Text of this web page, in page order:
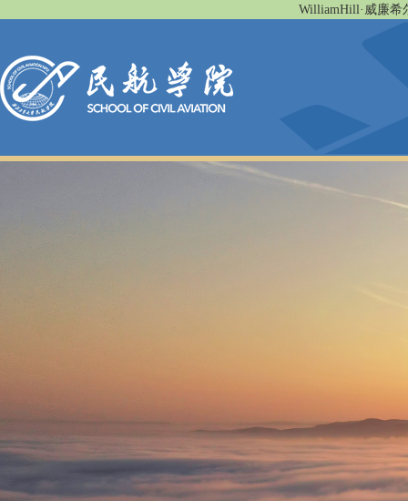
WilliamHill·威廉希